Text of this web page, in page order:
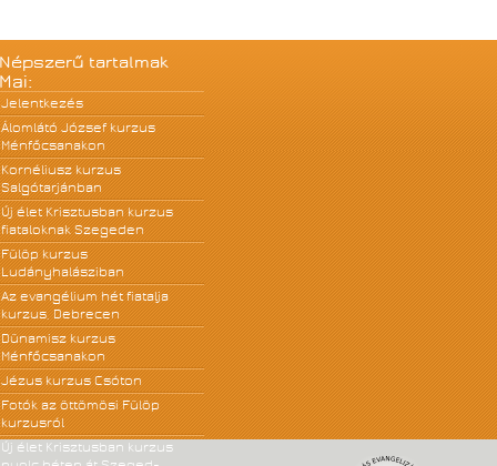
Népszerű tartalmak
Mai:
Jelentkezés
Álomlátó József kurzus
Ménfőcsanakon
Kornéliusz kurzus
Salgótarjánban
Új élet Krisztusban kurzus
fiataloknak Szegeden
Fülöp kurzus
Ludányhalásziban
Az evangélium hét fiatalja
kurzus, Debrecen
Dünamisz kurzus
Ménfőcsanakon
Jézus kurzus Csóton
Fotók az öttömösi Fülöp
kurzusról
Új élet Krisztusban kurzus